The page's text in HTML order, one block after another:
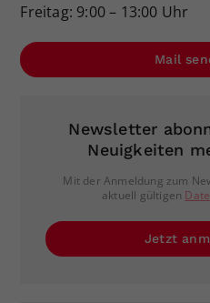
Freitag: 9:00 – 13:00 Uhr
Mail
Newsletter
Neuigkeiten
Mit der Anmeldung zum
aktuell gültigen
Jetzt